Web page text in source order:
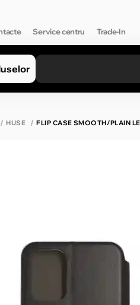
Service centru Trade-In
HUSE FLIP CASE SMOOTH/PLAIN